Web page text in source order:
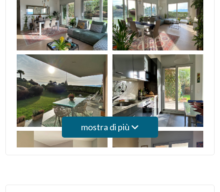
mostra di più
Posto auto/Box
Balcone/Terrazzo
Ascensore
Arredato
Nuova costruzione
Lusso